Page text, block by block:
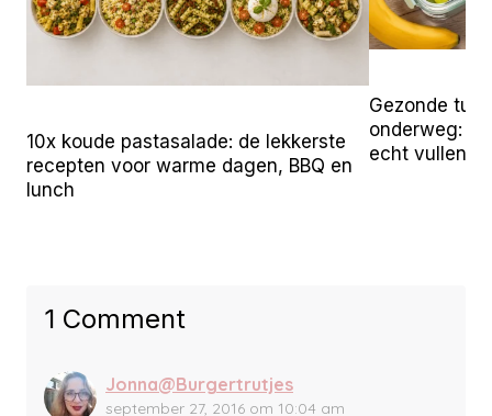
10x koude pastasalade: de lekkerste
recepten voor warme dagen, BBQ en
lunch
Gezonde
onderweg:
echt vullen
1 Comment
Jonna@Burgertrutjes
september 27, 2016 om 10:04 am